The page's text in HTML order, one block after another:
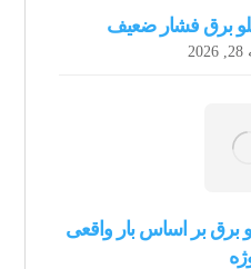
برق فشار ضعیف
برق بر اساس بار واقعی